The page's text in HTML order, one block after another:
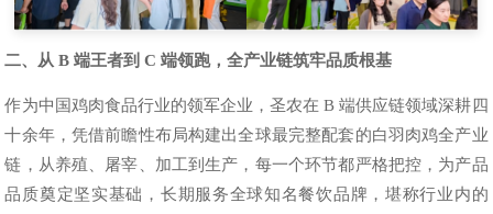
二、从 B 端王者到 C 端领跑，全产业链筑牢品质根基
作为中国鸡肉食品行业的领军企业，圣农在 B 端供应链领域深耕四
十余年，凭借前瞻性布局构建出全球最完整配套的白羽肉鸡全产业
链，从养殖、屠宰、加工到生产，每一个环节都严格把控，为产品
品质奠定坚实基础，长期服务全球知名餐饮品牌，堪称行业内的